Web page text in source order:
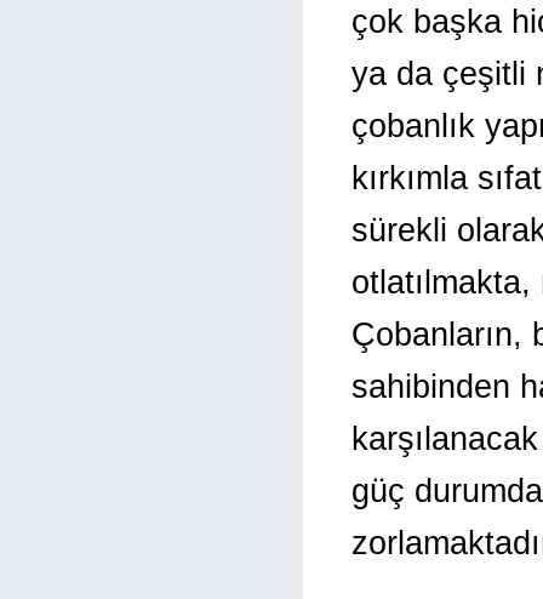
çok başka
ya da çeşitli
çobanlık
kırkımla
sürekli
Çobanların,
sahibinden
güç